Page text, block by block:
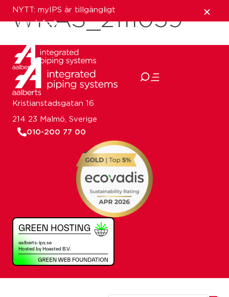
NYTT: myIPS är tillgängligt
mer info
stäng
WRAS_2111059
Kristianstadsgatan 16
214 23 Malmö, Sverige
010-200 77 00